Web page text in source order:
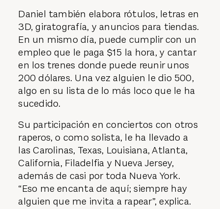
Daniel también elabora rótulos, letras en
3D, giratografía, y anuncios para tiendas.
En un mismo día, puede cumplir con un
empleo que le paga $15 la hora, y cantar
en los trenes donde puede reunir unos
200 dólares. Una vez alguien le dio 500,
algo en su lista de lo más loco que le ha
sucedido.
Su participación en conciertos con otros
raperos, o como solista, le ha llevado a
las Carolinas, Texas, Louisiana, Atlanta,
California, Filadelfia y Nueva Jersey,
además de casi por toda Nueva York.
“Eso me encanta de aquí; siempre hay
alguien que me invita a rapear”, explica.